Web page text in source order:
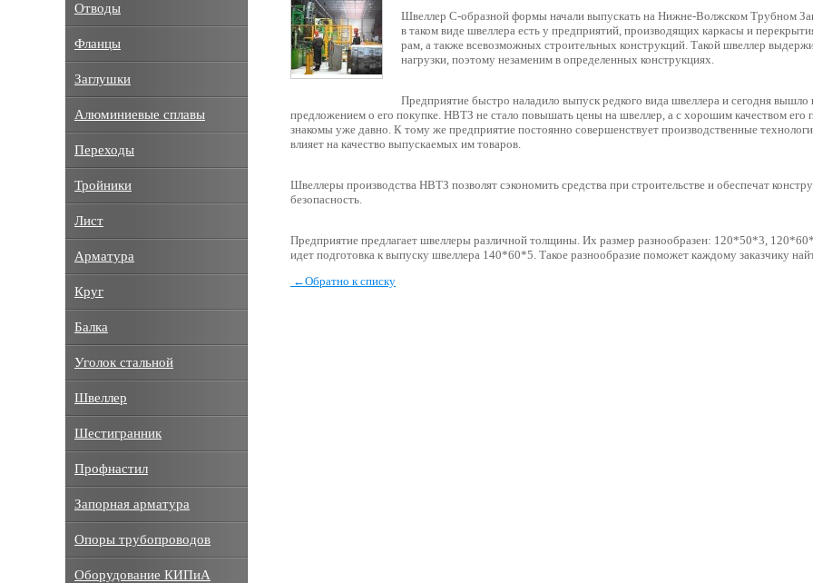
Швеллер С-образной формы начали выпускать на Нижне-Волжском Трубном
в таком виде швеллера есть у предприятий, производящих каркасы и
рам, а также всевозможных строительных конструкций. Такой швеллер
нагрузки, поэтому незаменим в определенных конструкциях.
Предприятие быстро наладило выпуск редкого вида швеллера и сегодня вышло
предложением о его покупке. НВТЗ не стало повышать цены на швеллер, а с хорошим качеством его
знакомы уже давно. К тому же предприятие постоянно совершенствует производственные
влияет на качество выпускаемых им товаров.
Швеллеры производства НВТЗ позволят сэкономить средства при строительстве и обеспечат
безопасность.
Предприятие предлагает швеллеры различной толщины. Их размер разнообразен: 120*50*3,
идет подготовка к выпуску швеллера 140*60*5. Такое разнообразие поможет каждому заказчику
←Обратно к списку
Отводы
Фланцы
Заглушки
Алюминиевые сплавы
Переходы
Тройники
Лист
Арматура
Круг
Балка
Уголок стальной
Швеллер
Шестигранник
Профнастил
Запорная арматура
Опоры трубопроводов
Оборудование КИПиА